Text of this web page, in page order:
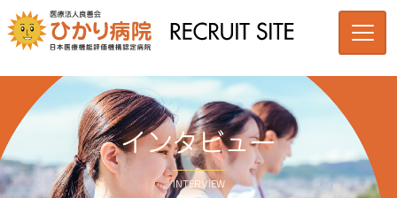
インタビュー
INTERVIEW